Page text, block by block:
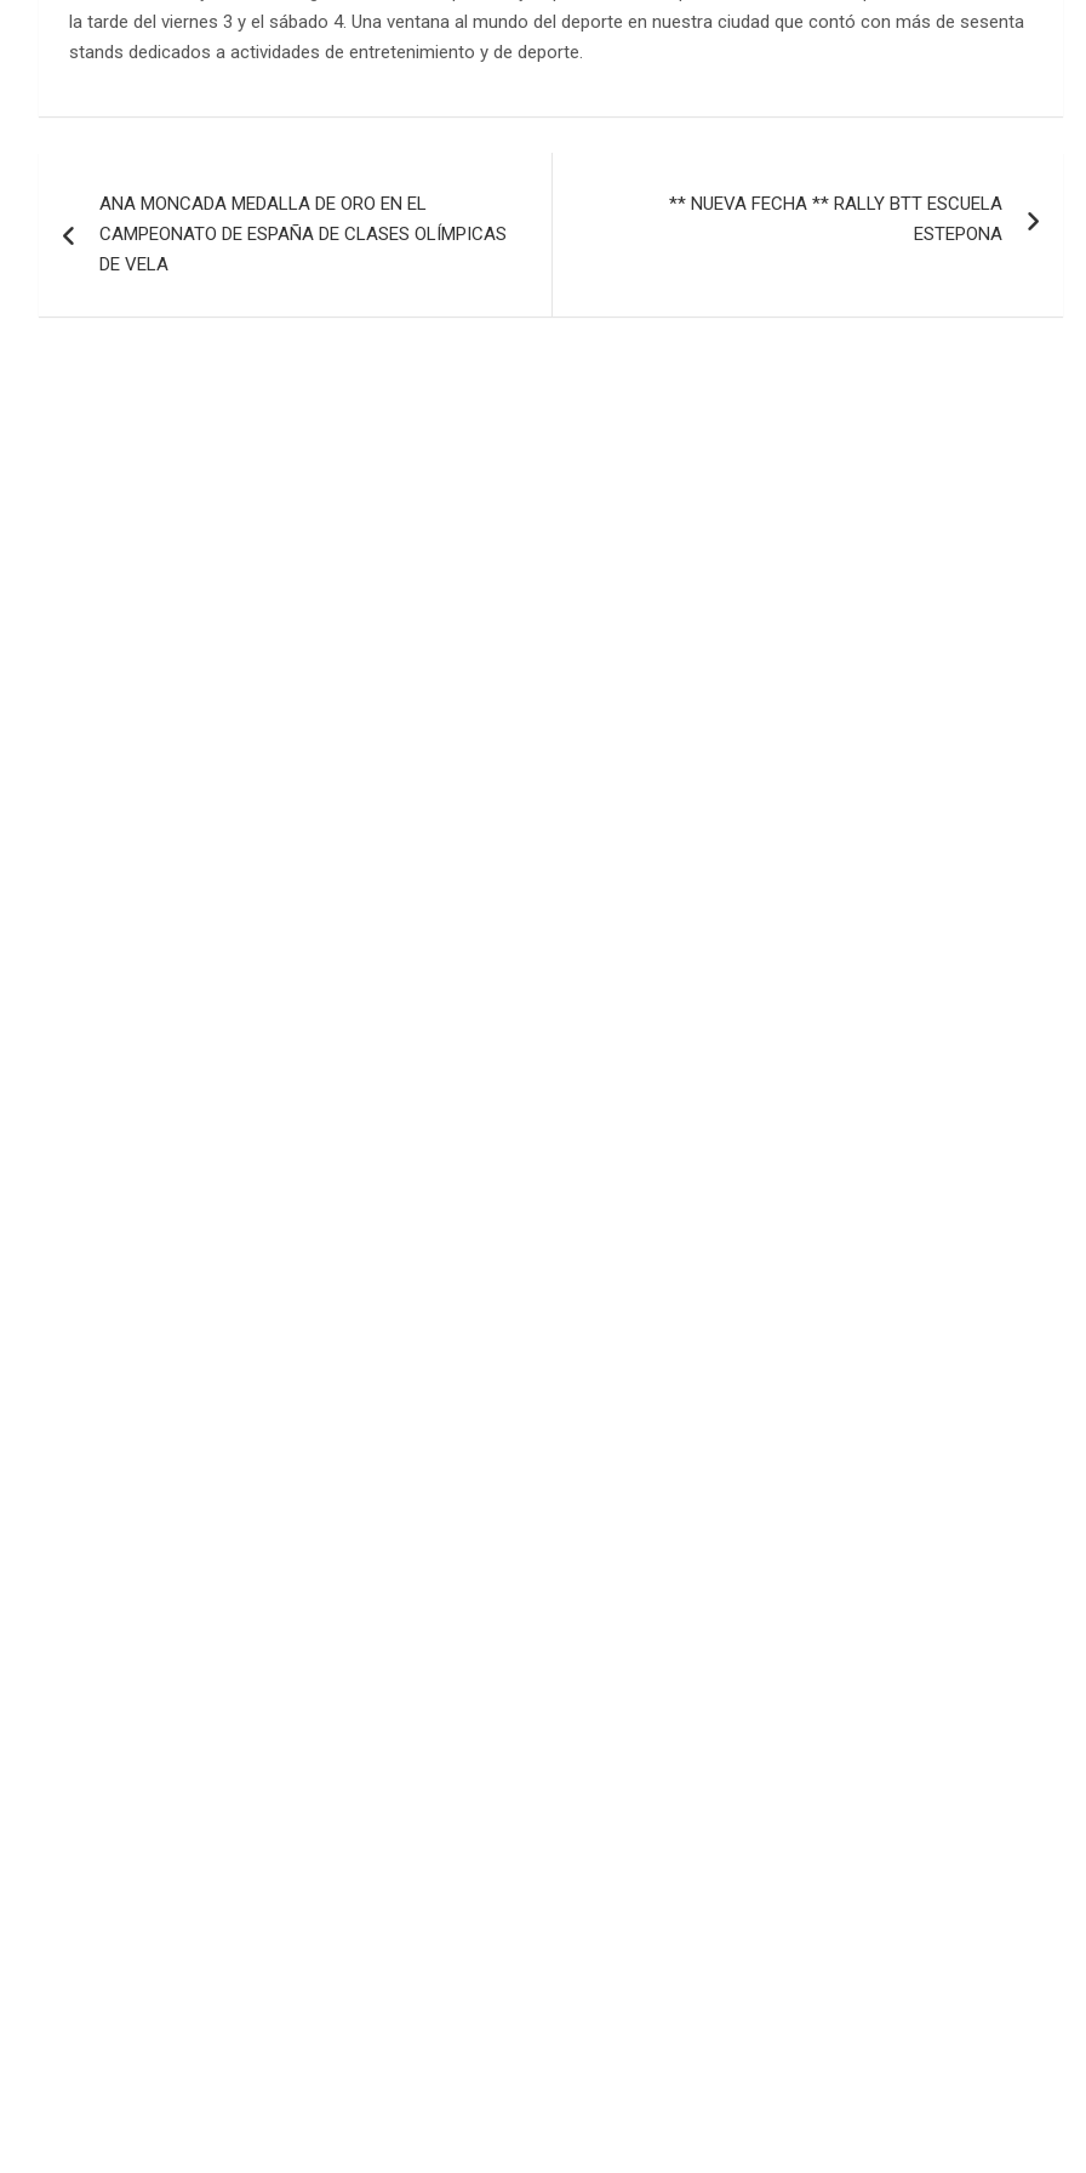
la tarde del viernes 3 y el sábado 4. Una ventana al mundo del deporte en nuestra ciudad que contó con más de sesenta
stands dedicados a actividades de entretenimiento y de deporte.
de
entradas
ANA MONCADA MEDALLA DE ORO EN EL
CAMPEONATO DE ESPAÑA DE CLASES OLÍMPICAS
DE VELA
** NUEVA FECHA ** RALLY BTT ESCUELA
ESTEPONA